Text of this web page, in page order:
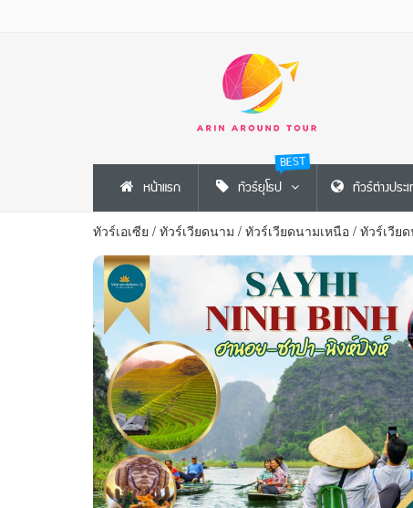
หน้าแรก ทัวร์ยุโรป
BEST
ทัวร์ต่างประ
ทัวร์เอเซีย / ทัวร์เวียดนาม / ทัวร์เวียดนามเหนือ / ทัวร์เวีย